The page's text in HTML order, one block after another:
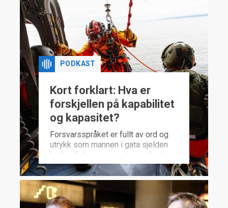
PODKAST
Kort forklart: Hva er
forskjellen på kapabilitet
og kapasitet?
Forsvarsspråket er fullt av ord og
utrykk som mannen i gata sjelden
bruker. I denne episoden av kort
forklart ser vi nærmere på to av
dem: kapabilitet og kapasitet. Hva
er egentlig forskjellen?